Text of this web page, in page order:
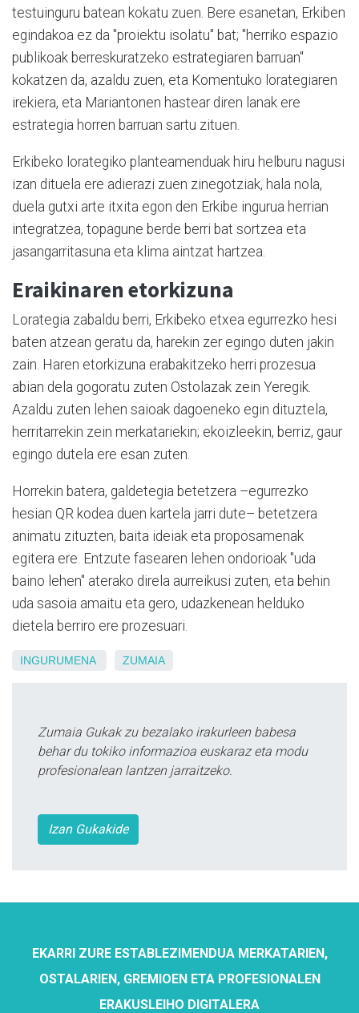
testuinguru batean kokatu zuen. Bere esanetan, Erkiben
egindakoa ez da "proiektu isolatu" bat; "herriko espazio
publikoak berreskuratzeko estrategiaren barruan"
kokatzen da, azaldu zuen, eta Komentuko lorategiaren
irekiera, eta Mariantonen hastear diren lanak ere
estrategia horren barruan sartu zituen.
Erkibeko lorategiko planteamenduak hiru helburu nagusi
izan dituela ere adierazi zuen zinegotziak, hala nola,
duela gutxi arte itxita egon den Erkibe ingurua herrian
integratzea, topagune berde berri bat sortzea eta
jasangarritasuna eta klima aintzat hartzea.
Eraikinaren etorkizuna
Lorategia zabaldu berri, Erkibeko etxea egurrezko hesi
baten atzean geratu da, harekin zer egingo duten jakin
zain. Haren etorkizuna erabakitzeko herri prozesua
abian dela gogoratu zuten Ostolazak zein Yeregik.
Azaldu zuten lehen saioak dagoeneko egin dituztela,
herritarrekin zein merkatariekin; ekoizleekin, berriz, gaur
egingo dutela ere esan zuten.
Horrekin batera, galdetegia betetzera –egurrezko
hesian QR kodea duen kartela jarri dute– betetzera
animatu zituzten, baita ideiak eta proposamenak
egitera ere. Entzute fasearen lehen ondorioak "uda
baino lehen" aterako direla aurreikusi zuten, eta behin
uda sasoia amaitu eta gero, udazkenean helduko
dietela berriro ere prozesuari.
INGURUMENA ZUMAIA
Zumaia Gukak zu bezalako irakurleen babesa
behar du tokiko informazioa euskaraz eta modu
profesionalean lantzen jarraitzeko.
Izan Gukakide
EKARRI ZURE ESTABLEZIMENDUA MERKATARIEN,
OSTALARIEN, GREMIOEN ETA PROFESIONALEN
ERAKUSLEIHO DIGITALERA